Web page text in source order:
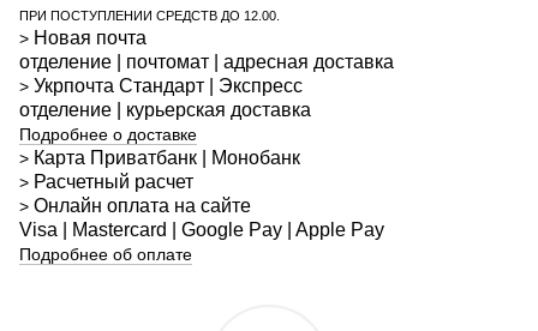
ПРИ ПОСТУПЛЕНИИ СРЕДСТВ ДО 12.00.
> Новая почта
отделение | почтомат | адресная доставка
> Укрпочта Стандарт
| Экспресс
отделение | курьерская доставка
Подробнее о доставке
> Карта Приватбанк | Монобанк
> Расчетный расчет
> Онлайн оплата на сайте
Visa | Mastercard | Google Pay | Apple Pay
Подробнее об оплате